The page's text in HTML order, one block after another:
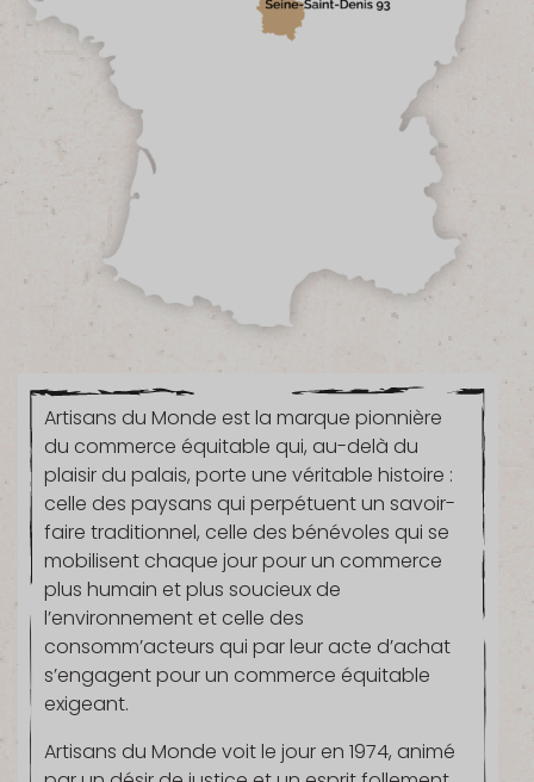
Artisans du Monde est la marque pionnière
du commerce équitable qui, au-delà du
plaisir du palais, porte une véritable histoire :
celle des paysans qui perpétuent un savoir-
faire traditionnel, celle des bénévoles qui se
mobilisent chaque jour pour un commerce
plus humain et plus soucieux de
l’environnement et celle des
consomm’acteurs qui par leur acte d’achat
s’engagent pour un commerce équitable
exigeant.
Artisans du Monde voit le jour en 1974, animé